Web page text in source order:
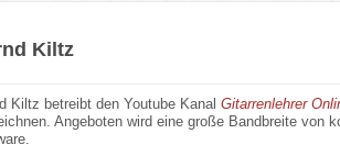
Kiltz
Kiltz betreibt den Youtube Kanal Gitarrenlehrer
Angeboten wird eine große Bandbreite von